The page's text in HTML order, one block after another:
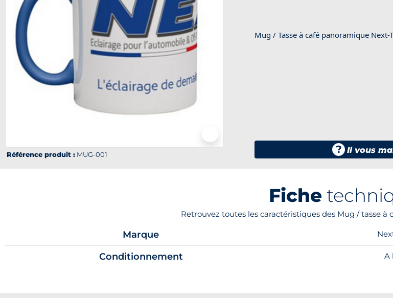
Référence produit : MUG-001
Mug / Tasse à café panoramique Next-
? Il vous
Fiche
Retrouvez toutes les caractéristiques des Mug / tasse
Marque
Conditionnement A